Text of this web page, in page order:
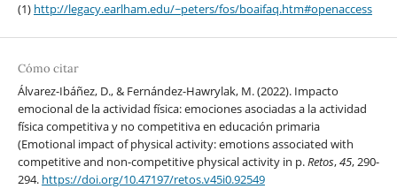
(1) http://legacy.earlham.edu/~peters/fos/boaifaq.htm#openaccess
Cómo citar
Álvarez-Ibáñez, D., & Fernández-Hawrylak, M. (2022). Impacto
emocional de la actividad física: emociones asociadas a la actividad
física competitiva y no competitiva en educación primaria
(Emotional impact of physical activity: emotions associated with
competitive and non-competitive physical activity in p.Retos,45, 290-
294. https://doi.org/10.47197/retos.v45i0.92549